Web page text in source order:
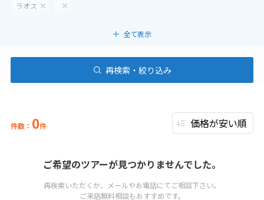
ラオス
全て表示
再検索・絞り込み
件数： 0件
ご希望のツアーが見つかりませんでした。
再検索いただくか、メールやお電話にてご相談下さい。
ご来店無料相談もおすすめです。